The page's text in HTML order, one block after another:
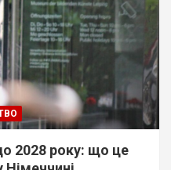
2028 року: що це